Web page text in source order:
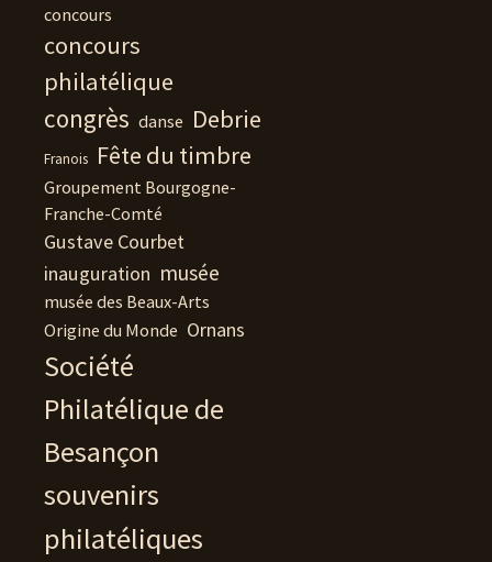
concours
concours
philatélique
congrès danse Debrie
Franois Fête du timbre
Groupement Bourgogne-
Franche-Comté
Gustave Courbet
inauguration musée
musée des Beaux-Arts
Origine du Monde Ornans
Société
Philatélique de
Besançon
souvenirs
philatéliques